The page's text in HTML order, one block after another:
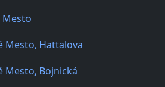
Mesto
Mesto, Hattalova
Mesto, Bojnická